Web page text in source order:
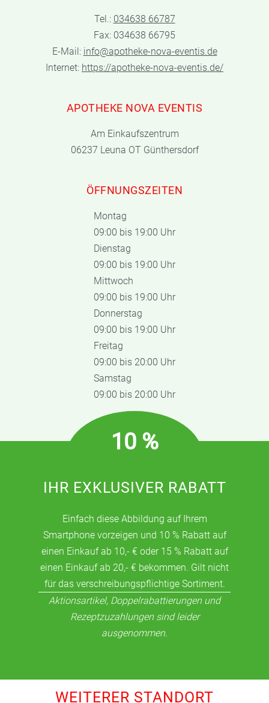
Tel.: 034638 66787
Fax: 034638 66795
E-Mail: info@apotheke-nova-eventis.de
Internet: https://apotheke-nova-eventis.de/
APOTHEKE NOVA EVENTIS
Am Einkaufszentrum
06237 Leuna OT Günthersdorf
ÖFFNUNGSZEITEN
Montag
09:00 bis 19:00 Uhr
Dienstag
09:00 bis 19:00 Uhr
Mittwoch
09:00 bis 19:00 Uhr
Donnerstag
09:00 bis 19:00 Uhr
Freitag
09:00 bis 20:00 Uhr
Samstag
09:00 bis 20:00 Uhr
10 %
IHR EXKLUSIVER RABATT
Einfach diese Abbildung auf Ihrem
Smartphone vorzeigen und 10 % Rabatt auf
einen Einkauf ab 10,- € oder 15 % Rabatt auf
einen Einkauf ab 20,- € bekommen. Gilt nicht
für das verschreibungspflichtige Sortiment.
Aktionsartikel, Doppelrabattierungen und
Rezeptzuzahlungen sind leider
ausgenommen.
WEITERER STANDORT